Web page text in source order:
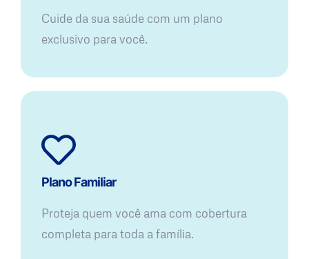
Cuide da sua saúde com um plano
exclusivo para você.
Plano Familiar
Proteja quem você ama com cobertura
completa para toda a família.